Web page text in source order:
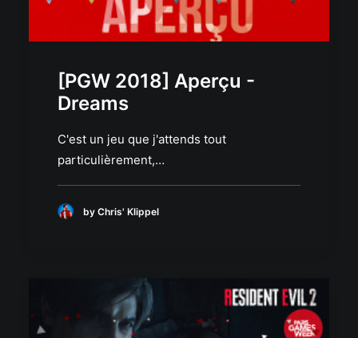
[PGW 2018] Aperçu -
Dreams
C'est un jeu que j'attends tout
particulièrement,…
by Chris' Klippel